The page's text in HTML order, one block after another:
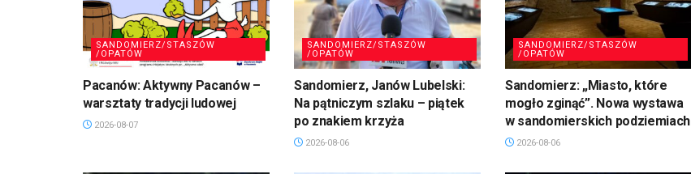
SANDOMIERZ/STASZÓW
/OPATÓW
Pacanów: Aktywny Pacanów –
warsztaty tradycji ludowej
2026-08-07
SANDOMIERZ/STASZÓW
/OPATÓW
Sandomierz, Janów Lubelski:
Na pątniczym szlaku – piątek
po znakiem krzyża
2026-08-06
SANDOMIERZ/STASZÓW
/OPATÓW
Sandomierz: „Miasto, które
mogło zginąć”. Nowa wystawa
w sandomierskich podziemiach
2026-08-06